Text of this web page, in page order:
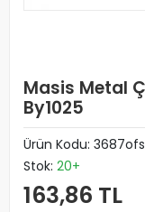
Masis Metal
By1025
Ürün Kodu:
Stok: 20+
163,86 TL